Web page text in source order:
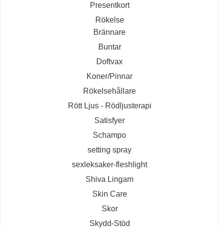
Presentkort
Rökelse
Brännare
Buntar
Doftvax
Koner/Pinnar
Rökelsehållare
Rött Ljus - Rödljusterapi
Satisfyer
Schampo
setting spray
sexleksaker-fleshlight
Shiva Lingam
Skin Care
Skor
Skydd-Stöd